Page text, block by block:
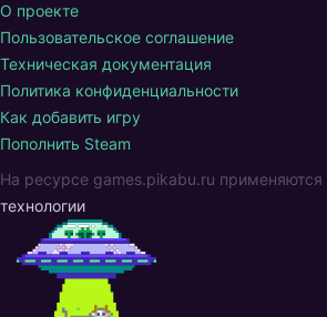
О проекте
Пользовательское соглашение
Техническая документация
Политика конфиденциальности
Как добавить игру
Пополнить Steam
На ресурсе games.pikabu.ru применяются
технологии